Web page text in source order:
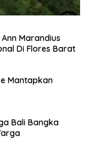
Ann Marandius
Di Flores Barat
Mantapkan
Bali Bangka